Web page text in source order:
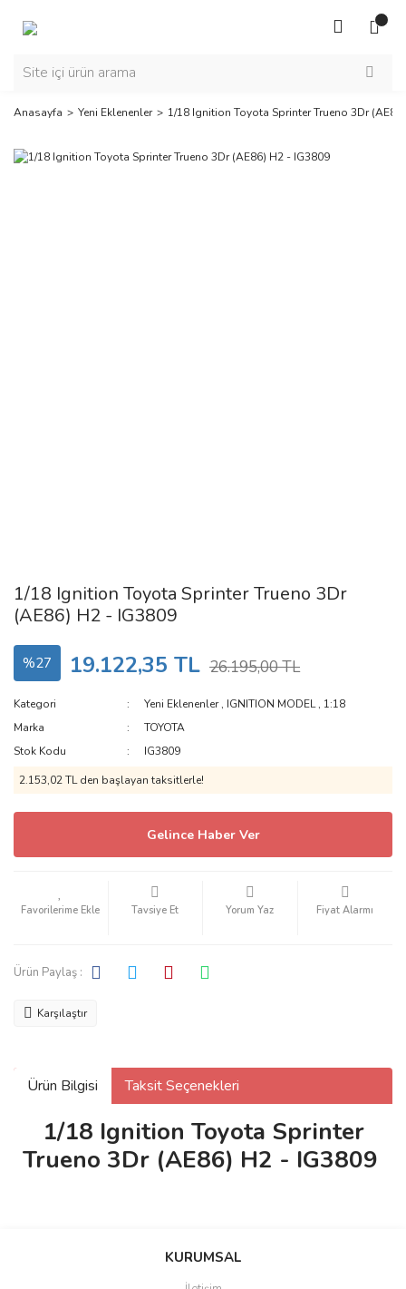
Anasayfa Yeni Eklenenler 1/18 Ignition Toyota Sprinter Trueno 3Dr
1/18 Ignition Toyota Sprinter Trueno 3Dr
(AE86) H2 - IG3809
%27 19.122,35 TL 26.195,00 TL
Kategori Yeni Eklenenler, IGNITION MODEL, 1:18
Marka
TOYOTA
Stok Kodu
IG3809
2.153,02 TL den başlayan taksitlerle!
Gelince Haber Ver
Tavsiye Et Yorum Yaz Fiyat Alarmı
Ürün Paylaş :
Karşılaştır
Ürün Bilgisi Taksit Seçenekleri
1/18 Ignition Toyota Sprinter
Trueno 3Dr (AE86) H2 - IG3809
KURUMSAL